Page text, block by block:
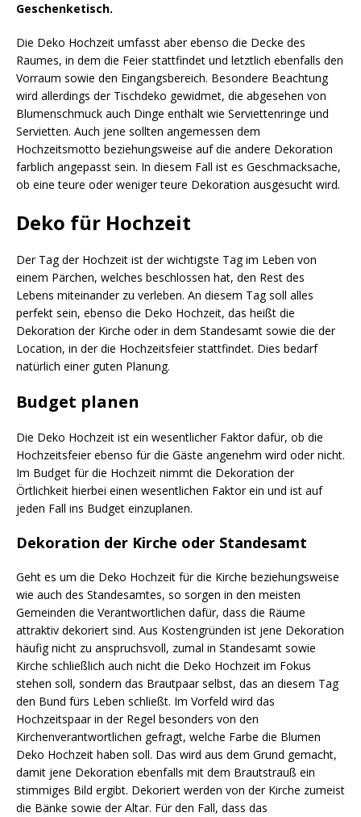
Geschenketisch.
Die Deko Hochzeit umfasst aber ebenso die Decke des
Raumes, in dem die Feier stattfindet und letztlich ebenfalls den
Vorraum sowie den Eingangsbereich. Besondere Beachtung
wird allerdings der Tischdeko gewidmet, die abgesehen von
Blumenschmuck auch Dinge enthält wie Serviettenringe und
Servietten. Auch jene sollten angemessen dem
Hochzeitsmotto beziehungsweise auf die andere Dekoration
farblich angepasst sein. In diesem Fall ist es Geschmacksache,
ob eine teure oder weniger teure Dekoration ausgesucht wird.
Deko für Hochzeit
Der Tag der Hochzeit ist der wichtigste Tag im Leben von
einem Pärchen, welches beschlossen hat, den Rest des
Lebens miteinander zu verleben. An diesem Tag soll alles
perfekt sein, ebenso die Deko Hochzeit, das heißt die
Dekoration der Kirche oder in dem Standesamt sowie die der
Location, in der die Hochzeitsfeier stattfindet. Dies bedarf
natürlich einer guten Planung.
Budget planen
Die Deko Hochzeit ist ein wesentlicher Faktor dafür, ob die
Hochzeitsfeier ebenso für die Gäste angenehm wird oder nicht.
Im Budget für die Hochzeit nimmt die Dekoration der
Örtlichkeit hierbei einen wesentlichen Faktor ein und ist auf
jeden Fall ins Budget einzuplanen.
Dekoration der Kirche oder Standesamt
Geht es um die Deko Hochzeit für die Kirche beziehungsweise
wie auch des Standesamtes, so sorgen in den meisten
Gemeinden die Verantwortlichen dafür, dass die Räume
attraktiv dekoriert sind. Aus Kostengründen ist jene Dekoration
häufig nicht zu anspruchsvoll, zumal in Standesamt sowie
Kirche schließlich auch nicht die Deko Hochzeit im Fokus
stehen soll, sondern das Brautpaar selbst, das an diesem Tag
den Bund fürs Leben schließt. Im Vorfeld wird das
Hochzeitspaar in der Regel besonders von den
Kirchenverantwortlichen gefragt, welche Farbe die Blumen
Deko Hochzeit haben soll. Das wird aus dem Grund gemacht,
damit jene Dekoration ebenfalls mit dem Brautstrauß ein
stimmiges Bild ergibt. Dekoriert werden von der Kirche zumeist
die Bänke sowie der Altar. Für den Fall, dass das